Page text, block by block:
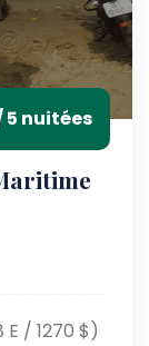
5 nuitées
E / 1270 $)